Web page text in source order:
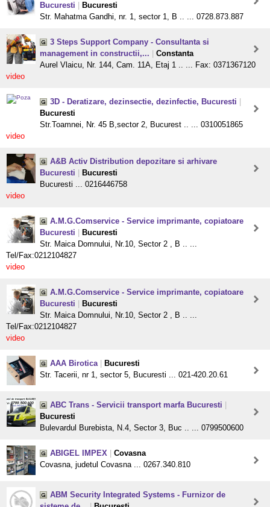
Bucuresti
Bucuresti
Str. Mahatma Gandhi, nr. 1, sector 1, B .. ... 0728.873.887
3 Steps Support Company - Consultanta si
management in constructii,...
Constanta
Aurel Vlaicu, Nr. 144, Cam. 11A, Etaj 1 .. ... Fax: 0371367120
video
3D - Deratizare, dezinsectie, dezinfectie, Bucuresti
Bucuresti
Str.Toamnei, Nr. 45 B,sector 2, Bucurest .. ... 0310051865
video
A&B Activ Distribution depozitare si arhivare
Bucuresti
Bucuresti
Bucuresti ... 0216446758
video
A.M.G.Comservice - Service imprimante, copiatoare
Bucuresti
Bucuresti
Str. Maica Domnului, Nr.10, Sector 2 , B .. ...
Tel/Fax:0212104827
video
A.M.G.Comservice - Service imprimante, copiatoare
Bucuresti
Bucuresti
Str. Maica Domnului, Nr.10, Sector 2 , B .. ...
Tel/Fax:0212104827
video
AAA Birotica
Bucuresti
Str. Tacerii, nr 1, sector 5, Bucuresti ... 021-420.20.61
ABC Trans - Servicii transport marfa Bucuresti
Bucuresti
Bulevardul Burebista, N.4, Sector 3, Buc .. ... 0799500600
ABIGEL IMPEX
Covasna
Covasna, judetul Covasna ... 0267.340.810
ABM Security Integrated Systems - Furnizor de